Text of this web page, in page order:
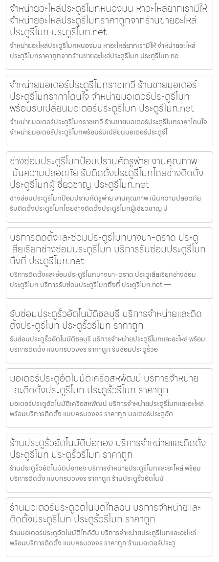
จำหน่ายอะไหล่ประตูรีโมทหนองมน หาอะไหล่ยากเรามีให้
จำหน่ายอะไหล่ประตูรีโมทราคาถูกจากร้านขายอะไหล่
ประตูรีโมท ประตูรีโมท.net
จำหน่ายอะไหล่ประตูรีโมทหนองมน หาอะไหล่ยากเรามีให้ จำหน่ายอะไหล่
ประตูรีโมทราคาถูกจากร้านขายอะไหล่ประตูรีโมท ประตูรีโมท.ne
จำหน่ายมอเตอร์ประตูรีโมทราชเทวี ร้านขายมอเตอร์
ประตูรีโมทราคาโดนใจ จำหน่ายมอเตอร์ประตูรีโมท
พร้อมรับเปลี่ยนมอเตอร์ประตูรีโมท ประตูรีโมท.net
จำหน่ายมอเตอร์ประตูรีโมทราชเทวี ร้านขายมอเตอร์ประตูรีโมทราคาโดนใจ
จำหน่ายมอเตอร์ประตูรีโมทพร้อมรับเปลี่ยนมอเตอร์ประตูรีโ
ช่างซ่อมประตูรีโมทป้อมปราบศัตรูพ่าย งานคุณภาพ
เน้นความปลอดภัย รับติดตั้งประตูรีโมทโดยช่างติดตั้ง
ประตูรีโมทผู้เชี่ยวชาญ ประตูรีโมท.net
ช่างซ่อมประตูรีโมทป้อมปราบศัตรูพ่าย งานคุณภาพ เน้นความปลอดภัย
รับติดตั้งประตูรีโมทโดยช่างติดตั้งประตูรีโมทผู้เชี่ยวชาญ ป
บริการติดตั้งและซ่อมประตูรีโมทบางนา-ตราด ประตู
เสียเรียกช่างซ่อมประตูรีโมท บริการรับซ่อมประตูรีโมท
ถึงที่ ประตูรีโมท.net
บริการติดตั้งและซ่อมประตูรีโมทบางนา-ตราด ประตูเสียเรียกช่างซ่อม
ประตูรีโมท บริการรับซ่อมประตูรีโมทถึงที่ ประตูรีโมท.net —
รับซ่อมประตูรั้วอัตโนมัติชลบุรี บริการจำหน่ายและติด
ตั้งประตูรีโมท ประตูรั้วรีโมท ราคาถูก
รับซ่อมประตูรั้วอัตโนมัติชลบุรี บริการจำหน่ายประตูรีโมทและอะไหล่ พร้อม
บริการติดตั้ง แบบครบวงจร ราคาถูก รับซ่อมประตูรั้วอ
มอเตอร์ประตูอัตโนมัติเครือสหพัฒน์ บริการจำหน่าย
และติดตั้งประตูรีโมท ประตูรั้วรีโมท ราคาถูก
มอเตอร์ประตูอัตโนมัติเครือสหพัฒน์ บริการจำหน่ายประตูรีโมทและอะไหล่
พร้อมบริการติดตั้ง แบบครบวงจร ราคาถูก มอเตอร์ประตูอัต
ร้านประตูรั้วอัตโนมัติบ่อทอง บริการจำหน่ายและติดตั้ง
ประตูรีโมท ประตูรั้วรีโมท ราคาถูก
ร้านประตูรั้วอัตโนมัติบ่อทอง บริการจำหน่ายประตูรีโมทและอะไหล่ พร้อม
บริการติดตั้ง แบบครบวงจร ราคาถูก ร้านประตูรั้วอัตโนมั
ร้านมอเตอร์ประตูอัตโนมัติใกล้ฉัน บริการจำหน่ายและ
ติดตั้งประตูรีโมท ประตูรั้วรีโมท ราคาถูก
ร้านมอเตอร์ประตูอัตโนมัติใกล้ฉัน บริการจำหน่ายประตูรีโมทและอะไหล่
พร้อมบริการติดตั้ง แบบครบวงจร ราคาถูก ร้านมอเตอร์ประตู